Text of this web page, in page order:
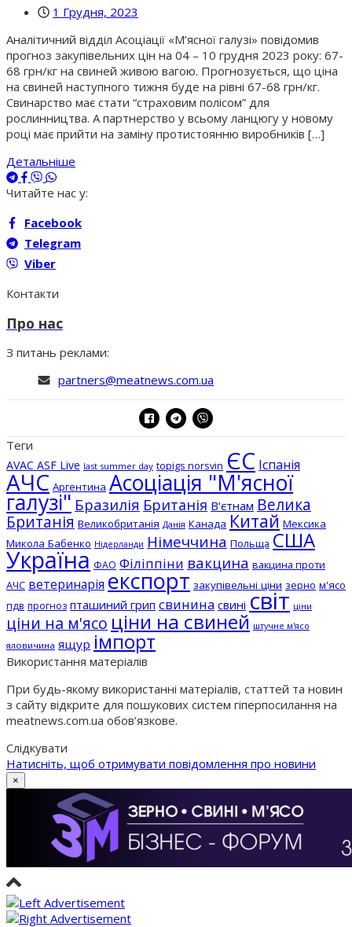
1 Грудня, 2023
Аналітичний відділ Асоціації «М’ясної галузі» повідомив
прогноз закупівельних цін на 04 – 10 грудня 2023 року: 67-
68 грн/кг на свиней живою вагою. Прогнозується, що ціна
на свиней наступного тижня буде на рівні 67-68 грн/кг.
Свинарство має стати “страховим полісом” для
рослинництва. А партнерство у всьому ланцюгу у новому
році має прийти на заміну протистоянню виробників […]
Детальніше
Читайте нас у:
Facebook
Telegram
Viber
Контакти
Про нас
З питань реклами:
partners@meatnews.com.ua
Теги
AVAC ASF Live last summer day topigs norsvin ЄС Іспанія
АЧС Аргентина Асоціація "М'ясної
галузі" Бразилія Британія В'єтнам Велика
Британія Великобританія Данія Канада Китай Мексика
Микола Бабенко Нідерланди Німеччина Польща США
Україна ФАО Філіппіни вакцина вакцина проти
АЧС ветеринарія експорт закупівельні ціни зерно м'ясо
пдв прогноз пташиний грип свинина свині світ ціни
ціни на м'ясо ціни на свиней штучне м'ясо
яловичина ящур імпорт
Використання матеріалів
При будь-якому використанні матеріалів, статтей та новин
з сайту відкрите для пошукових систем гіперпосилання на
meatnews.com.ua обов’язкове.
Слідкувати
Натисніть, щоб отримувати повідомлення про новини
×